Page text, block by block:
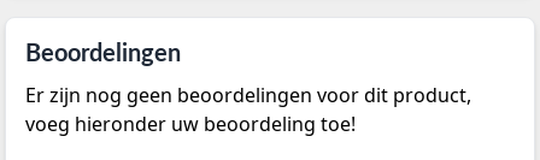
Beoordelingen
Er zijn nog geen beoordelingen voor dit product,
voeg hieronder uw beoordeling toe!